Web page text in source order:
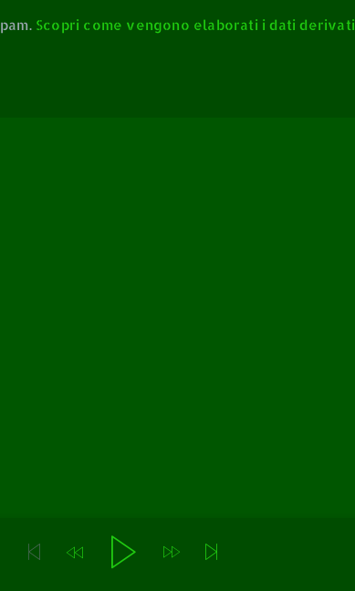
Scopri come vengono elaborati i dati derivati